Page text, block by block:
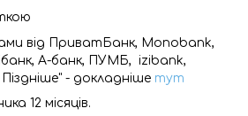
від ПриватБанк, Monobank,
А-банк, ПУМБ, izibank,
- докладніше тут
12 місяців.